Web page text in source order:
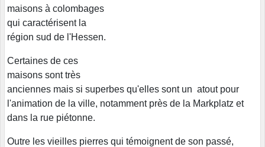
maisons à colombages
qui caractérisent la
région sud de l'Hessen.
Certaines de ces
maisons sont très
anciennes mais si superbes qu'elles sont un atout pour
l'animation de la ville, notamment près de la Markplatz et
dans la rue piétonne.
Outre les vieilles pierres qui témoignent de son passé,